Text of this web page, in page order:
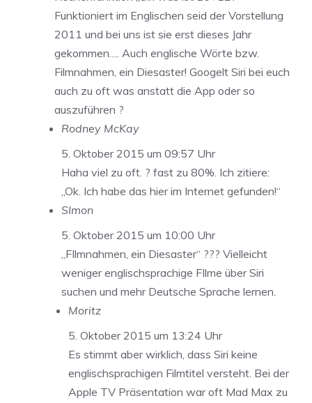
Funktioniert im Englischen seid der Vorstellung
2011 und bei uns ist sie erst dieses Jahr
gekommen…. Auch englische Wörte bzw.
Filmnahmen, ein Diesaster! Googelt Siri bei euch
auch zu oft was anstatt die App oder so
auszuführen ?
Rodney McKay
5. Oktober 2015 um 09:57 Uhr
Haha viel zu oft. ? fast zu 80%. Ich zitiere:
„Ok. Ich habe das hier im Internet gefunden!“
SImon
5. Oktober 2015 um 10:00 Uhr
„FIlmnahmen, ein Diesaster“ ??? Vielleicht
weniger englischsprachige FIlme über Siri
suchen und mehr Deutsche Sprache lernen.
Moritz
5. Oktober 2015 um 13:24 Uhr
Es stimmt aber wirklich, dass Siri keine
englischsprachigen Filmtitel versteht. Bei der
Apple TV Präsentation war oft Mad Max zu